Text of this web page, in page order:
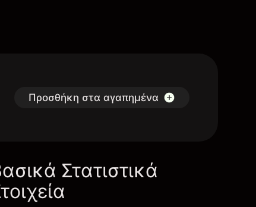
Προσθήκη στα αγαπημένα
Στατιστικά